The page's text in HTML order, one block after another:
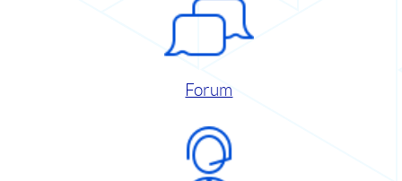
Forum